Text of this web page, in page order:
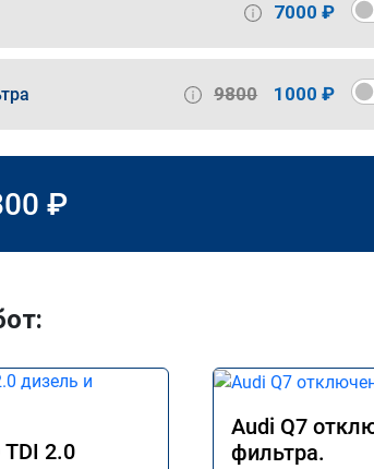
7000 ₽
9800 1000 ₽
₽
2.0
Audi Q7
фильтра.